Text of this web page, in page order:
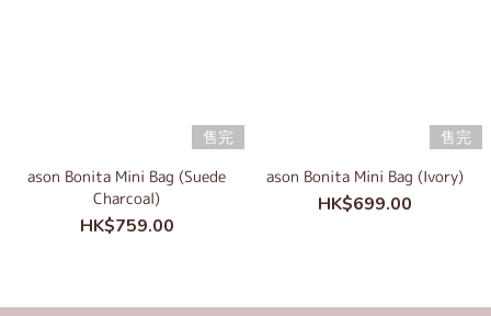
售完
ason Bonita Mini Bag (Suede
Charcoal)
HK$759.00
售完
ason Bonita Mini Bag (Ivory)
HK$699.00